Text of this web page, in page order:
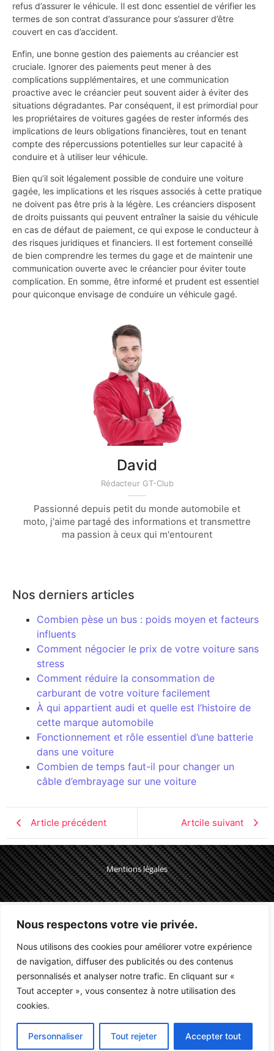
Nous respectons votre vie privée.
Nous utilisons des cookies pour améliorer votre expérience
de navigation, diffuser des publicités ou des contenus
personnalisés et analyser notre trafic. En cliquant sur «
Tout accepter », vous consentez à notre utilisation des
cookies.
Personnaliser Tout rejeter Accepter tout
refus d’assurer le véhicule. Il est donc essentiel de vérifier les
termes de son contrat d’assurance pour s’assurer d’être
couvert en cas d’accident.
Enfin, une bonne gestion des paiements au créancier est
cruciale. Ignorer des paiements peut mener à des
complications supplémentaires, et une communication
proactive avec le créancier peut souvent aider à éviter des
situations dégradantes. Par conséquent, il est primordial pour
les propriétaires de voitures gagées de rester informés des
implications de leurs obligations financières, tout en tenant
compte des répercussions potentielles sur leur capacité à
conduire et à utiliser leur véhicule.
Bien qu’il soit légalement possible de conduire une voiture
gagée, les implications et les risques associés à cette pratique
ne doivent pas être pris à la légère. Les créanciers disposent
de droits puissants qui peuvent entraîner la saisie du véhicule
en cas de défaut de paiement, ce qui expose le conducteur à
des risques juridiques et financiers. Il est fortement conseillé
de bien comprendre les termes du gage et de maintenir une
communication ouverte avec le créancier pour éviter toute
complication. En somme, être informé et prudent est essentiel
pour quiconque envisage de conduire un véhicule gagé.
David
Rédacteur GT-Club
Passionné depuis petit du monde automobile et
moto, j'aime partagé des informations et transmettre
ma passion à ceux qui m'entourent
Nos derniers articles
Combien pèse un bus : poids moyen et facteurs
influents
Comment négocier le prix de votre voiture sans
stress
Comment réduire la consommation de
carburant de votre voiture facilement
À qui appartient audi et quelle est l’histoire de
cette marque automobile
Fonctionnement et rôle essentiel d’une batterie
dans une voiture
Combien de temps faut-il pour changer un
câble d’embrayage sur une voiture
Article précédent Artcile suivant
Mentions légales